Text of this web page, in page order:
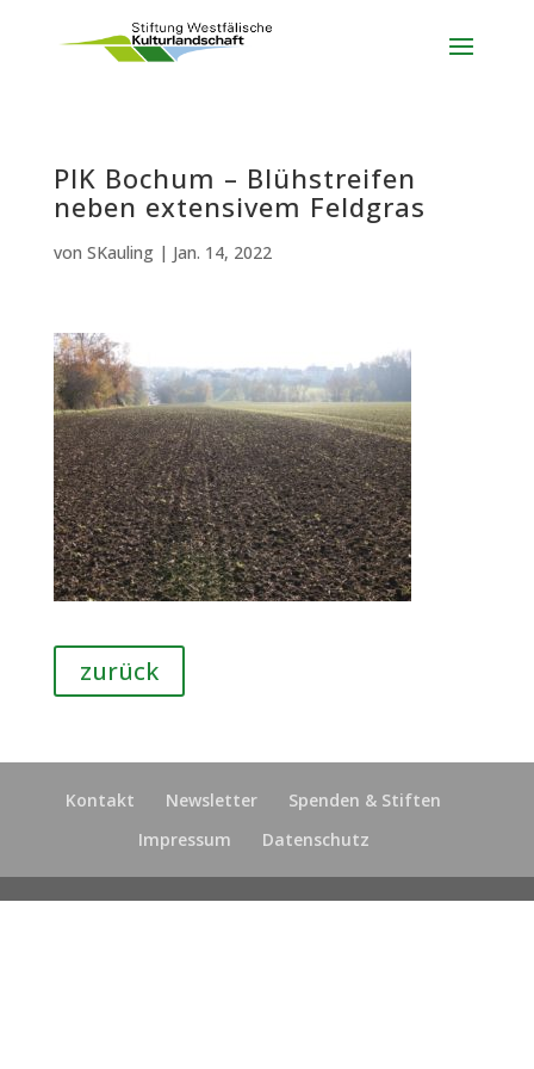
PIK Bochum – Blühstreifen
neben extensivem Feldgras
von SKauling| Jan. 14, 2022
zurück
Kontakt Newsletter
Spenden & Stiften
Impressum
Datenschutz